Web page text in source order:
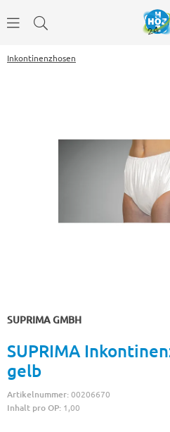
Inkontinenzhosen
SUPRIMA GMBH
SUPRIMA
gelb
Artikelnummer:00206670
Inhalt pro OP: 1,00